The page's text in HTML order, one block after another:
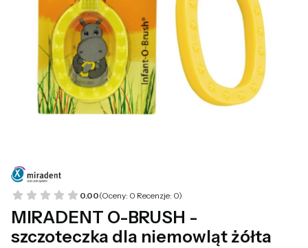
0.00(Oceny: 0 Recenzje: 0)
MIRADENT O-BRUSH -
szczoteczka dla niemowląt żółta